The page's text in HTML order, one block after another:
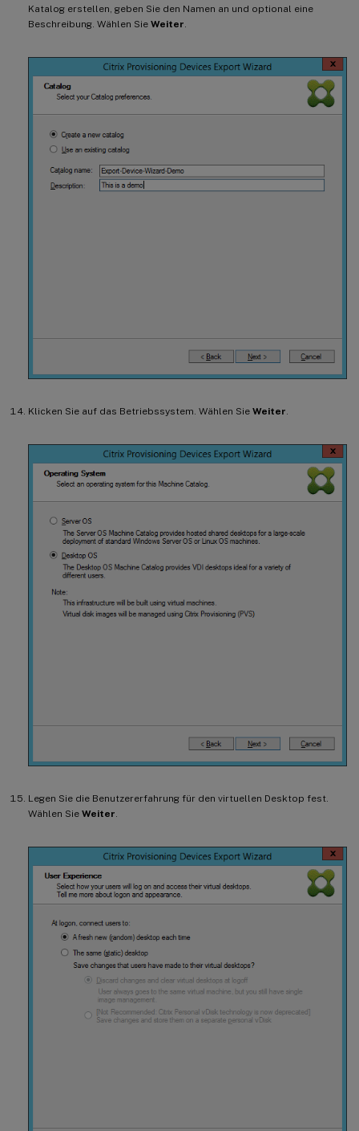
Katalog erstellen, geben Sie den Namen an und optional eine
Beschreibung. Wählen Sie Weiter
Klicken Sie auf das Betriebssystem. Wählen Sie Weiter.
Legen Sie die Benutzererfahrung für den virtuellen Desktop fest.
Wählen Sie Weiter.